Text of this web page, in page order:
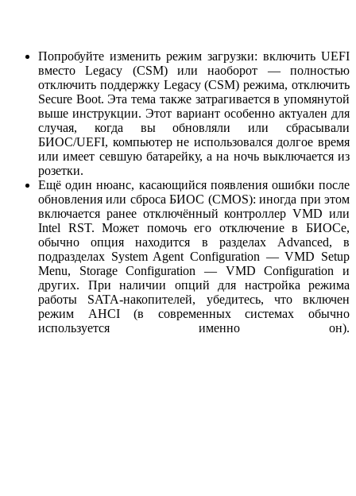
Попробуйте изменить режим загрузки: включить UEFI
вместо Legacy (CSM) или наоборот — полностью
отключить поддержку Legacy (CSM) режима, отключить
Secure Boot. Эта тема также затрагивается в упомянутой
выше инструкции. Этот вариант особенно актуален для
случая, когда вы обновляли или сбрасывали
БИОС/UEFI, компьютер не использовался долгое время
или имеет севшую батарейку, а на ночь выключается из
розетки.
Ещё один нюанс, касающийся появления ошибки после
обновления или сброса БИОС (CMOS): иногда при этом
включается ранее отключённый контроллер VMD или
Intel RST. Может помочь его отключение в БИОСе,
обычно опция находится в разделах Advanced, в
подразделах System Agent Configuration — VMD Setup
Menu, Storage Configuration — VMD Configuration и
других. При наличии опций для настройка режима
работы SATA-накопителей, убедитесь, что включен
режим AHCI (в современных системах обычно
используется именно он).